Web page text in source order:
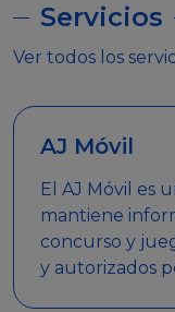
Servicios
Ver todos los
AJ Móvil
El AJ Móvil es
mantiene
concurso y
y autorizados